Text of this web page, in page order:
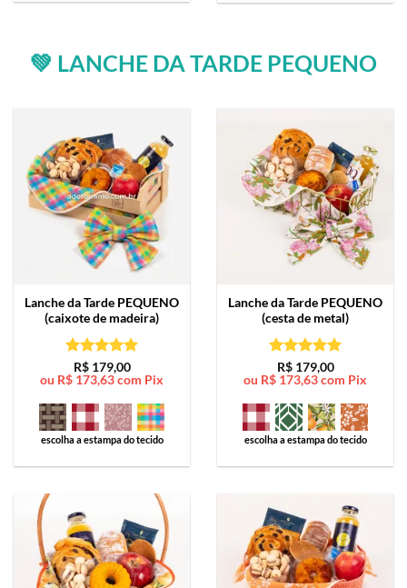
💚 LANCHE DA TARDE PEQUENO
Lanche da Tarde PEQUENO
(caixote de madeira)
Avaliação5
de 5
R$179,00
ou R$ 173,63com Pix
escolha a estampa do tecido
Lanche da Tarde PEQUENO
(cesta de metal)
Avaliação5
de 5
R$179,00
ou R$ 173,63com Pix
escolha a estampa do tecido